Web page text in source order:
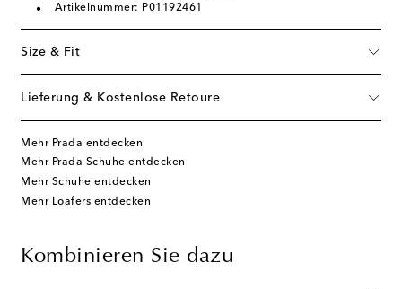
Artikelnummer: P01192461
Size & Fit
Lieferung & Kostenlose Retoure
Mehr Prada entdecken
Mehr Prada Schuhe entdecken
Mehr Schuhe entdecken
Mehr Loafers entdecken
Kombinieren Sie dazu